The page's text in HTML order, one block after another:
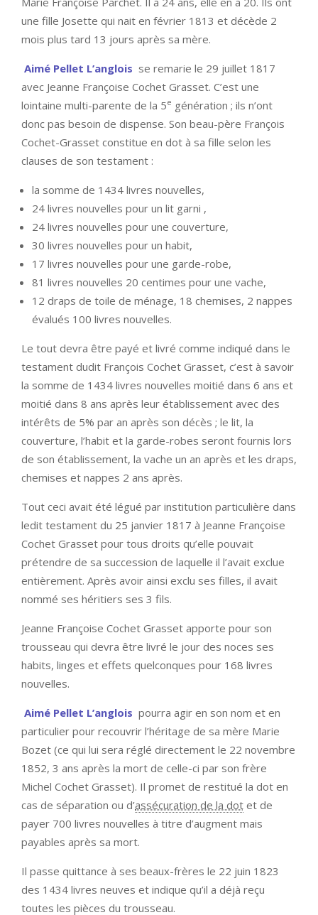
une fille Josette qui nait en février 1813 et décède 2
mois plus tard 13 jours après sa mère.
Aimé Pellet L’anglois se remarie le 29 juillet 1817
avec Jeanne Françoise Cochet Grasset. C’est une
lointaine multi-parente de la 5e génération ; ils n’ont
donc pas besoin de dispense. Son beau-père François
Cochet-Grasset constitue en dot à sa fille selon les
clauses de son testament :
la somme de 1434 livres nouvelles,
24 livres nouvelles pour un lit garni ,
24 livres nouvelles pour une couverture,
30 livres nouvelles pour un habit,
17 livres nouvelles pour une garde-robe,
81 livres nouvelles 20 centimes pour une vache,
12 draps de toile de ménage, 18 chemises, 2 nappes
évalués 100 livres nouvelles.
Le tout devra être payé et livré comme indiqué dans le
testament dudit François Cochet Grasset, c’est à savoir
la somme de 1434 livres nouvelles moitié dans 6 ans et
moitié dans 8 ans après leur établissement avec des
intérêts de 5% par an après son décès ; le lit, la
couverture, l’habit et la garde-robes seront fournis lors
de son établissement, la vache un an après et les draps,
chemises et nappes 2 ans après.
Tout ceci avait été légué par institution particulière dans
ledit testament du 25 janvier 1817 à Jeanne Françoise
Cochet Grasset pour tous droits qu’elle pouvait
prétendre de sa succession de laquelle il l’avait exclue
entièrement. Après avoir ainsi exclu ses filles, il avait
nommé ses héritiers ses 3 fils.
Jeanne Françoise Cochet Grasset apporte pour son
trousseau qui devra être livré le jour des noces ses
habits, linges et effets quelconques pour 168 livres
nouvelles.
Aimé Pellet L’anglois pourra agir en son nom et en
particulier pour recouvrir l’héritage de sa mère Marie
Bozet (ce qui lui sera réglé directement le 22 novembre
1852, 3 ans après la mort de celle-ci par son frère
Michel Cochet Grasset). Il promet de restitué la dot en
cas de séparation ou d’assécuration de la dot et de
payer 700 livres nouvelles à titre d’augment mais
payables après sa mort.
Il passe quittance à ses beaux-frères le 22 juin 1823
des 1434 livres neuves et indique qu’il a déjà reçu
toutes les pièces du trousseau.